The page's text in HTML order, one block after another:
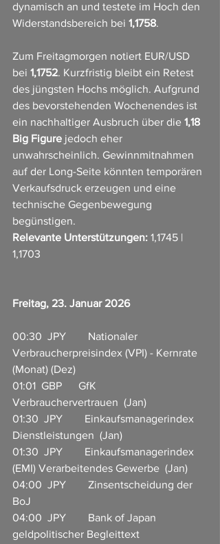
dynamisch an und testete im Hoch den
Widerstandsbereich bei 1,1758.
Zum Freitagmorgen notiert EUR/USD
bei 1,1752. Kurzfristig bleibt ein Retest
des jüngsten Hochs möglich. Aufgrund
des bevorstehenden Wochenendes ist
ein nachhaltiger Ausbruch über die 1,18
Big Figure jedoch eher
unwahrscheinlich. Gewinnmitnahmen
auf der Long-Seite könnten temporären
Verkaufsdruck erzeugen und eine
technische Gegenbewegung
begünstigen.
Relevante Unterstützungen: 1,1745 |
1,1703
Freitag, 23. Januar 2026
00:30  JPY        Nationaler
Verbraucherpreisindex (VPI) - Kernrate
(Monat) (Dez)
01:01  GBP      GfK
Verbrauchervertrauen  (Jan)
01:30  JPY        Einkaufsmanagerindex
Dienstleistungen  (Jan)
01:30  JPY        Einkaufsmanagerindex
(EMI) Verarbeitendes Gewerbe  (Jan)
04:00  JPY        Zinsentscheidung der
BoJ
04:00  JPY        Bank of Japan
geldpolitischer Begleittext